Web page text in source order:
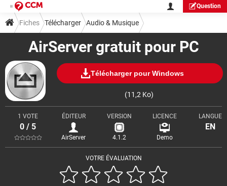
Question
AirServer gratuit pour PC
Télécharger pour Windows
(11,2 Ko)
VOTRE ÉVALUATION
1 VOTE
0 / 5
ÉDITEUR
AirServer
VERSION
4.1.2
LICENCE
Demo
LANGUE
EN
Fiches Télécharger Audio & Musique